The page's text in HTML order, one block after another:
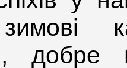
добре